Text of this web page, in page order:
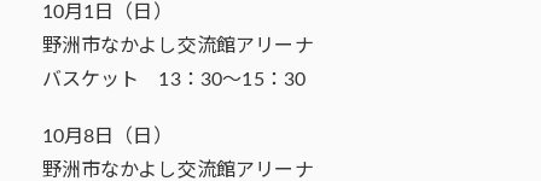
10月1日（日）
野洲市なかよし交流館アリーナ
バスケット 13：30～15：30
10月8日（日）
野洲市なかよし交流館アリーナ